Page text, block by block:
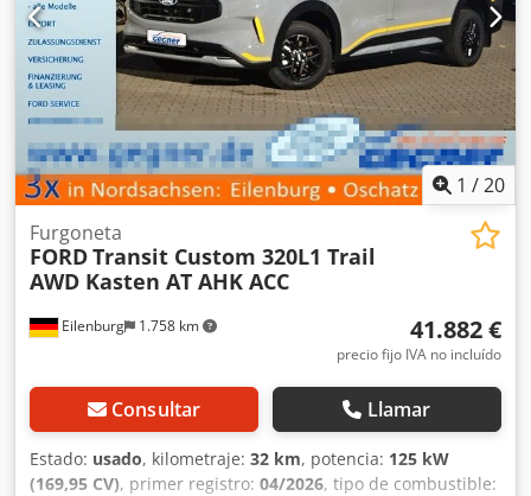
1 /20
Eilenburg 1.758 km
Furgoneta
FORDTransit Custom 320L1 Trail
AWD Kasten AT AHK ACC
41.882 €
precio fijo IVA no incluído
Consultar Llamar
Estado: usado, kilometraje: 32 km, potencia: 125 kW
(169,95 CV), primer registro: 04/2026, tipo de combustible: